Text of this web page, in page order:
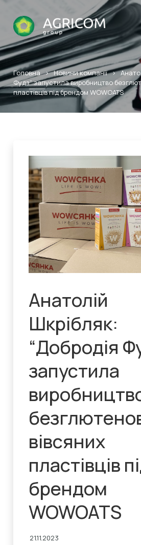
Головна>Новини компанії>
Фудз” запустила виробництво
пластівців під брендом WOWOATS
Анатолій
Шкрібляк:
“Добродія
запустила
вівсяних
пластівців
брендом
WOWOATS
21.11.2023